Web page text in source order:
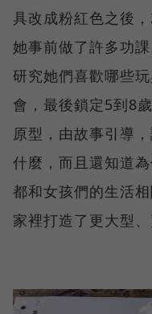
具改成粉紅色之後
她事前做了許多功
研究她們喜歡哪些
會，最後鎖定5到8
原型，由故事引導
什麼，而且還知道
都和女孩們的生活
家裡打造了更大型